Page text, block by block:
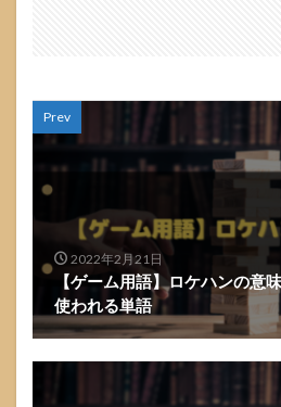
Prev
2022年2月21日
【ゲーム用語】ロケハンの意
使われる単語